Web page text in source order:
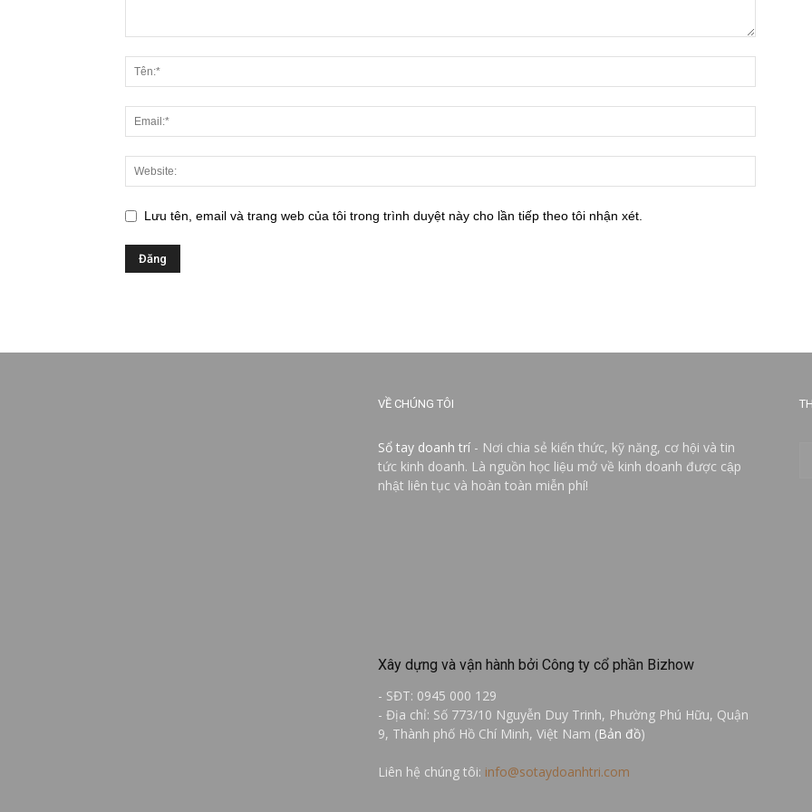
Lưu tên, email và trang web của tôi trong trình duyệt này cho lần tiếp theo tôi nhận xét.
VỀ CHÚNG TÔI
Sổ tay doanh trí - Nơi chia sẻ kiến thức, kỹ năng, cơ hội và tin
tức kinh doanh. Là nguồn học liệu mở về kinh doanh được cập
nhật liên tục và hoàn toàn miễn phí!
Xây dựng và vận hành bởi Công ty cổ phần Bizhow
- SĐT: 0945 000 129
- Địa chỉ: Số 773/10 Nguyễn Duy Trinh, Phường Phú Hữu, Quận
9, Thành phố Hồ Chí Minh, Việt Nam (Bản đồ)
Liên hệ chúng tôi: info@sotaydoanhtri.com